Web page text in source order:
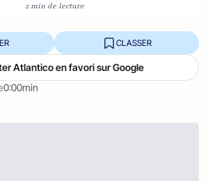
2 min de lecture
0:00min
CLASSER
Atlantico en favori sur Google